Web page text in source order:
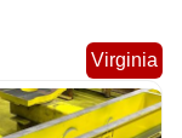
Virginia